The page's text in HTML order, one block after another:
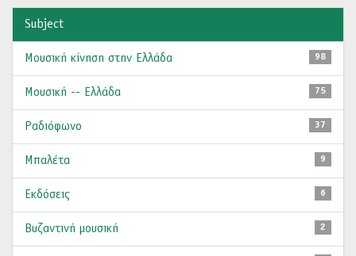
Subject
98
Μουσική κίνηση στην Ελλάδα
75
Μουσική -- Ελλάδα
37
Ραδιόφωνο
9
Μπαλέτα
6
Εκδόσεις
2
Βυζαντινή μουσική